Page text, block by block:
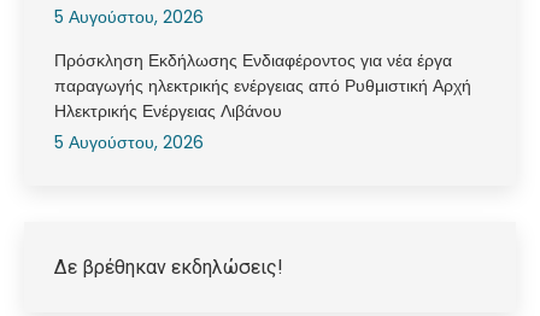
5 Αυγούστου, 2026
Πρόσκληση Εκδήλωσης Ενδιαφέροντος για νέα έργα
παραγωγής ηλεκτρικής ενέργειας από Ρυθμιστική Αρχή
Ηλεκτρικής Ενέργειας Λιβάνου
5 Αυγούστου, 2026
Δε βρέθηκαν εκδηλώσεις!